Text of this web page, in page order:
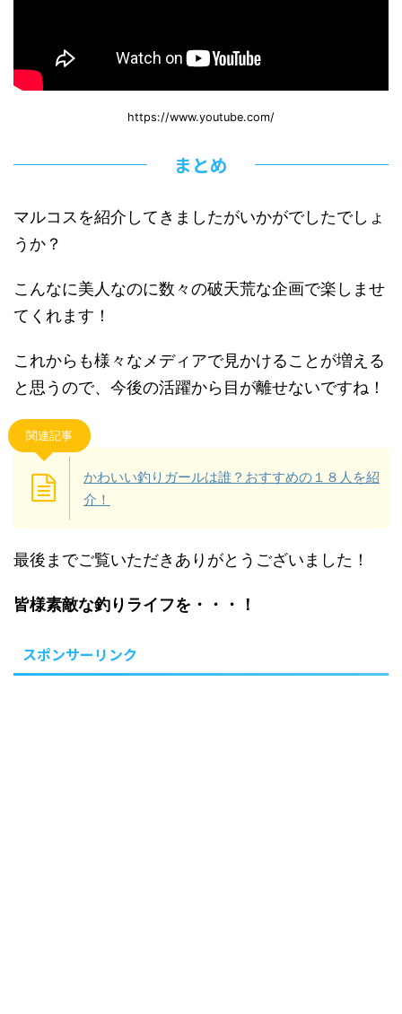
https://www.youtube.com/
まとめ
マルコスを紹介してきましたがいかがでしたでしょ
うか？
こんなに美人なのに数々の破天荒な企画で楽しませ
てくれます！
これからも様々なメディアで見かけることが増える
と思うので、今後の活躍から目が離せないですね！
関連記事
かわいい釣りガールは誰？おすすめの１８人を紹
介！
最後までご覧いただきありがとうございました！
皆様素敵な釣りライフを・・・！
スポンサーリンク